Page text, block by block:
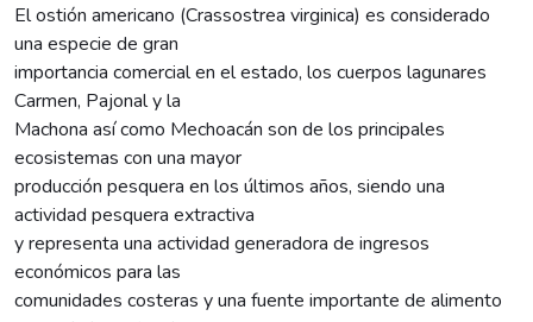
El ostión americano (Crassostrea virginica) es considerado
una especie de gran
importancia comercial en el estado, los cuerpos lagunares
Carmen, Pajonal y la
Machona así como Mechoacán son de los principales
ecosistemas con una mayor
producción pesquera en los últimos años, siendo una
actividad pesquera extractiva
y representa una actividad generadora de ingresos
económicos para las
comunidades costeras y una fuente importante de alimento